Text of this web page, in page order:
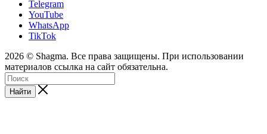
Telegram
YouTube
WhatsApp
TikTok
2026 © Shagma. Все права защищены. При использовании
материалов ссылка на сайт обязательна.
Найти